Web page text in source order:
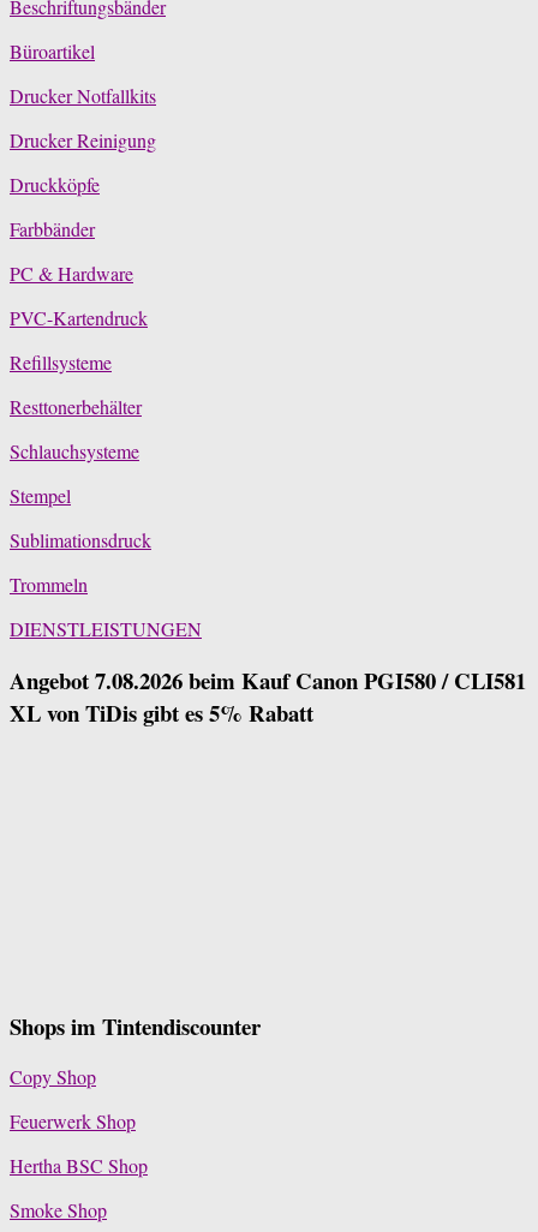
Beschriftungsbänder
Büroartikel
Drucker Notfallkits
Drucker Reinigung
Druckköpfe
Farbbänder
PC & Hardware
PVC-Kartendruck
Refillsysteme
Resttonerbehälter
Schlauchsysteme
Stempel
Sublimationsdruck
Trommeln
DIENSTLEISTUNGEN
Angebot 7.08.2026 beim Kauf Canon PGI580 / CLI581
XL von TiDis gibt es 5% Rabatt
Shops im Tintendiscounter
Copy Shop
Feuerwerk Shop
Hertha BSC Shop
Smoke Shop